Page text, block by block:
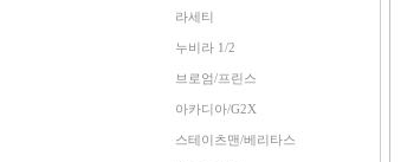
라세티
누비라 1/2
브로엄/프린스
아카디아/G2X
스테이츠맨/베리타스